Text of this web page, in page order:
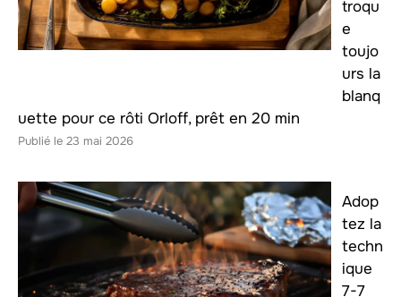
troqu
e
toujo
urs la
blanq
uette pour ce rôti Orloff, prêt en 20 min
23 mai 2026
Adop
tez la
techn
ique
7-7